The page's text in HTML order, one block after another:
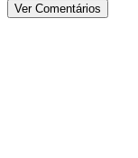
Ver Comentários